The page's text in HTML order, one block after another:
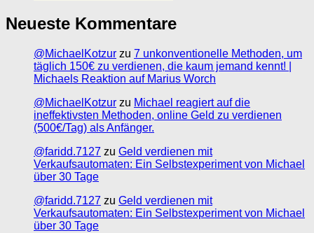
Neueste Kommentare
@MichaelKotzur zu 7 unkonventionelle Methoden, um
täglich 150€ zu verdienen, die kaum jemand kennt! |
Michaels Reaktion auf Marius Worch
@MichaelKotzur zu Michael reagiert auf die
ineffektivsten Methoden, online Geld zu verdienen
(500€/Tag) als Anfänger.
@faridd.7127 zu Geld verdienen mit
Verkaufsautomaten: Ein Selbstexperiment von Michael
über 30 Tage
@faridd.7127 zu Geld verdienen mit
Verkaufsautomaten: Ein Selbstexperiment von Michael
über 30 Tage